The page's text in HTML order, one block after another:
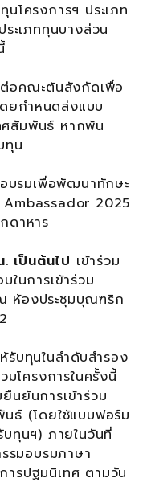
นโครงการฯ ประเภท
ะเภททุนบางส่วน
อคณะต้นสังกัดเพื่อ
ยกำหนดส่งแบบ
ศสัมพันธ์ หากพ้น
ทุน
อบรมเพื่อพัฒนาทักษะ
2025
ดาหาร
เป็นต้นไป เข้าร่วม
ในการเข้าร่วม
ห้องประชุมบุณฑริก
รับทุนในลำดับสำรอง
มโครงการในครั้งนี้
นยันการเข้าร่วม
ธ์ (โดยใช้แบบฟอร์ม
บทุนฯ) ภายในวันที่
รมอบรมภาษา
รปฐมนิเทศ ตามวัน